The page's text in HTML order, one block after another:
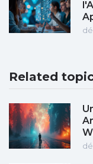
Related